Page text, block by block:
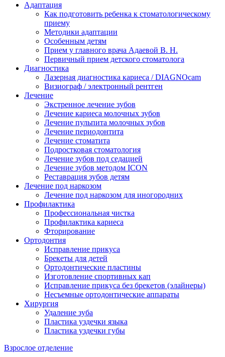
Адаптация
Как подготовить ребенка к стоматологическому
приему
Методики адаптации
Особенным детям
Прием у главного врача Адаевой В. Н.
Первичный прием детского стоматолога
Диагностика
Лазерная диагностика кариеса / DIAGNOcam
Визиограф / электронный рентген
Лечение
Экстренное лечение зубов
Лечение кариеса молочных зубов
Лечение пульпита молочных зубов
Лечение периодонтита
Лечение стоматита
Подростковая стоматология
Лечение зубов под седацией
Лечение зубов методом ICON
Реставрация зубов детям
Лечение под наркозом
Лечение под наркозом для иногородних
Профилактика
Профессиональная чистка
Профилактика кариеса
Фторирование
Ортодонтия
Исправление прикуса
Брекеты для детей
Ортодонтические пластины
Изготовление спортивных кап
Исправление прикуса без брекетов (элайнеры)
Несъемные ортодонтические аппараты
Хирургия
Удаление зуба
Пластика уздечки языка
Пластика уздечки губы
Взрослое отделение